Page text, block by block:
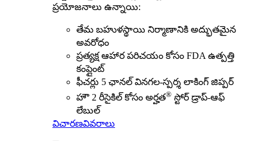
ప్రయోజనాలు ఉన్నాయి:
తేమ బహుళస్థాయి నిర్మాణానికి అద్భుతమైన
అవరోధం
ప్రత్యక్ష ఆహార పరిచయం కోసం FDA ఉత్పత్తి
కంప్లైంట్
ఫీచర్లు 5 ఛానల్ వినగల-స్పర్శ లాకింగ్ జిప్పర్
హౌ 2 రీసైకిల్ కోసం అర్హత® స్టోర్ డ్రాప్-ఆఫ్
లేబుల్
విచారణవివరాలు